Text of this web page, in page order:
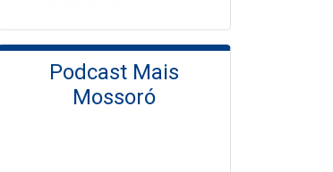
Podcast Mais
Mossoró